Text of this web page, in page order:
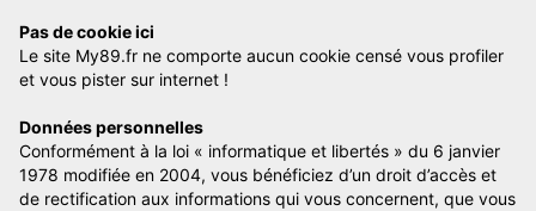
Pas de cookie ici
Le site My89.fr ne comporte aucun cookie censé vous profiler
et vous pister sur internet !
Données personnelles
Conformément à la loi « informatique et libertés » du 6 janvier
1978 modifiée en 2004, vous bénéficiez d’un droit d’accès et
de rectification aux informations qui vous concernent, que vous